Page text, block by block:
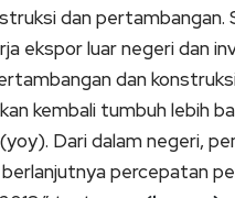
dan
ekspor luar negeri dan
dan
kembali tumbuh lebih
Dari dalam negeri,
percepatan